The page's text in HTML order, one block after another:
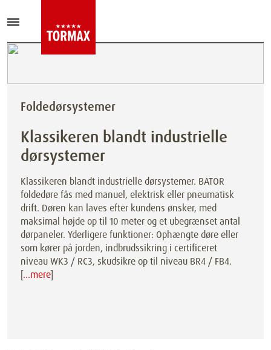
Foldedørsystemer
Klassikeren blandt industrielle
dørsystemer
Klassikeren blandt industrielle dørsystemer. BATOR
foldedøre fås med manuel, elektrisk eller pneumatisk
drift. Døren kan laves efter kundens ønsker, med
maksimal højde op til 10 meter og et ubegrænset antal
dørpaneler. Yderligere funktioner: Ophængte døre eller
som kører på jorden, indbrudssikring i certificeret
niveau WK3 / RC3, skudsikre op til niveau BR4 / FB4.
[…mere]